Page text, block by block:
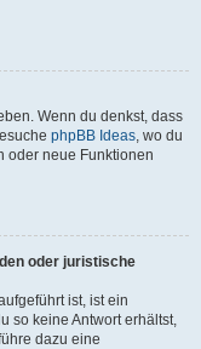
Wenn du denkst, dass
phpBB Ideas, wo du
oder neue Funktionen
oder juristische
ist, ist ein
so keine Antwort erhältst,
dazu eine